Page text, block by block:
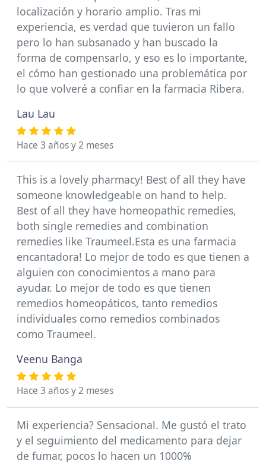
localización y horario amplio. Tras mi
experiencia, es verdad que tuvieron un fallo
pero lo han subsanado y han buscado la
forma de compensarlo, y eso es lo importante,
el cómo han gestionado una problemática por
lo que volveré a confiar en la farmacia Ribera.
Lau Lau
Hace 3 años y 2 meses
This is a lovely pharmacy! Best of all they have
someone knowledgeable on hand to help.
Best of all they have homeopathic remedies,
both single remedies and combination
remedies like Traumeel.Esta es una farmacia
encantadora! Lo mejor de todo es que tienen a
alguien con conocimientos a mano para
ayudar. Lo mejor de todo es que tienen
remedios homeopáticos, tanto remedios
individuales como remedios combinados
como Traumeel.
Veenu Banga
Hace 3 años y 2 meses
Mi experiencia? Sensacional. Me gustó el trato
y el seguimiento del medicamento para dejar
de fumar, pocos lo hacen un 1000%